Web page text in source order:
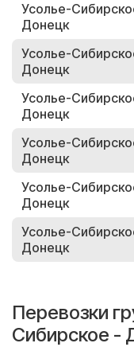
Усолье-
Донецк
Усолье-
Донецк
Усолье-
Донецк
Усолье-
Донецк
Усолье-
Донецк
Усолье-
Донецк
Перевозки
Сибирское -